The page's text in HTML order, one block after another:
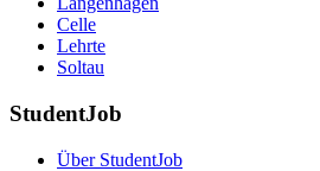
Celle
Lehrte
Soltau
StudentJob
Über StudentJob